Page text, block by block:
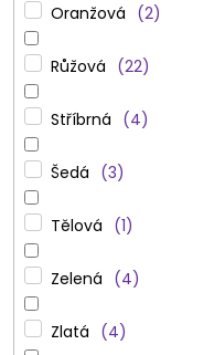
Oranžová 2
Růžová 22
Stříbrná 4
Šedá 3
Tělová 1
Zelená 4
Zlatá 4